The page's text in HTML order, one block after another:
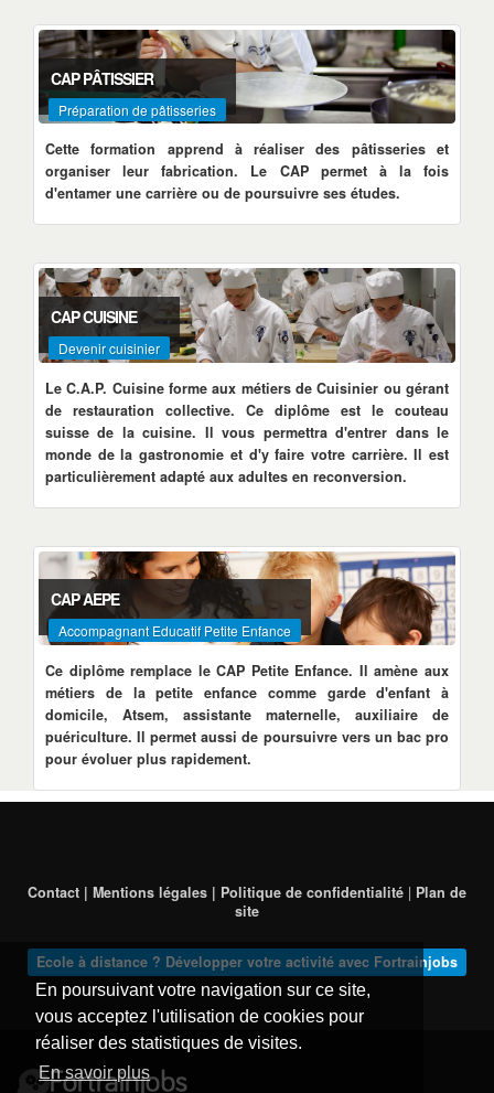
En poursuivant votre navigation sur ce site,
vous acceptez l'utilisation de cookies pour
réaliser des statistiques de visites.
En savoir plus
CAP PÂTISSIER
Préparation de pâtisseries
Cette formation apprend à réaliser des pâtisseries et
organiser leur fabrication. Le CAP permet à la fois
d'entamer une carrière ou de poursuivre ses études.
CAP CUISINE
Devenir cuisinier
Le C.A.P. Cuisine forme aux métiers de Cuisinier ou gérant
de restauration collective. Ce diplôme est le couteau
suisse de la cuisine. Il vous permettra d'entrer dans le
monde de la gastronomie et d'y faire votre carrière. Il est
particulièrement adapté aux adultes en reconversion.
CAP AEPE
Accompagnant Educatif Petite Enfance
Ce diplôme remplace le CAP Petite Enfance. Il amène aux
métiers de la petite enfance comme garde d'enfant à
domicile, Atsem, assistante maternelle, auxiliaire de
puériculture. Il permet aussi de poursuivre vers un bac pro
pour évoluer plus rapidement.
Contact | Mentions légales | Politique de confidentialité | Plan de
site
Ecole à distance ? Développer votre activité avec Fortrainjobs